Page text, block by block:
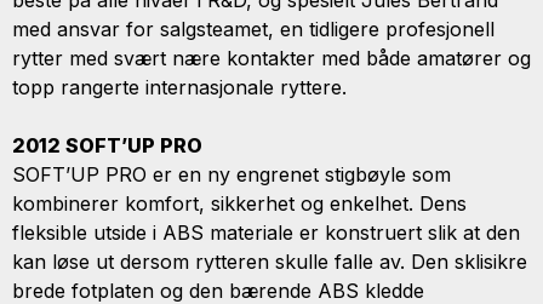
med ansvar for salgsteamet, en tidligere profesjonell
rytter med svært nære kontakter med både amatører og
topp rangerte internasjonale ryttere.
2012 SOFT’UP PRO
SOFT’UP PRO er en ny engrenet stigbøyle som
kombinerer komfort, sikkerhet og enkelhet. Dens
fleksible utside i ABS materiale er konstruert slik at den
kan løse ut dersom rytteren skulle falle av. Den sklisikre
brede fotplaten og den bærende ABS kledde